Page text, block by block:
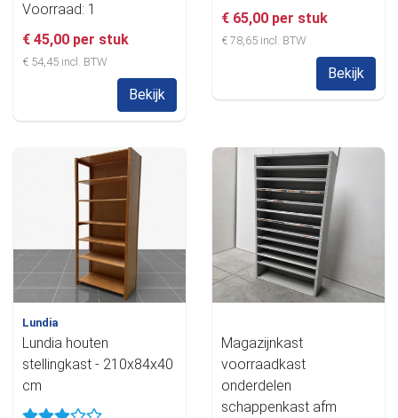
Voorraad: 1
€ 45,00 per stuk
€ 54,45 incl. BTW
Bekijk
€ 65,00 per stuk
€ 78,65 incl. BTW
Bekijk
Lundia
Lundia houten
stellingkast - 210x84x40
cm
Magazijnkast
voorraadkast
onderdelen
schappenkast afm